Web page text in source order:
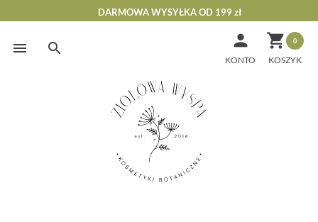
Skip
DARMOWA WYSYŁKA OD 199 zł
 0

KONTO